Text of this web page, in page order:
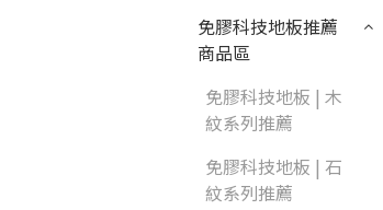
免膠科
免膠科技地板推薦
商品區
免膠科技地板 | 木
紋系列推薦
免膠科技地板 | 石
紋系列推薦